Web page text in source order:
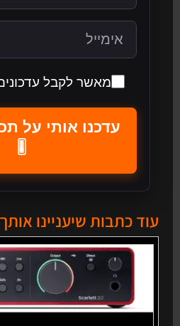
מאשר לקבל
עדכנו אותי על
🎚️
עוד כתבות שיעניינו אותך